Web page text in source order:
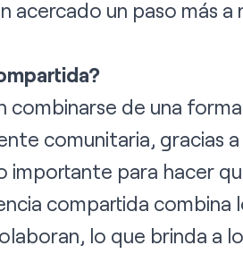
acercado un paso más a
de una
comunitaria, gracias
importante para hacer
compartida combina
lo que brinda a